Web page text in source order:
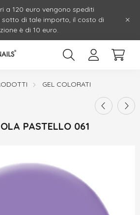
a 120 euro vengono spediti
sotto di tale importo, il costo di
è di 10 euro.
GEL COLORATI
PASTELLO 061